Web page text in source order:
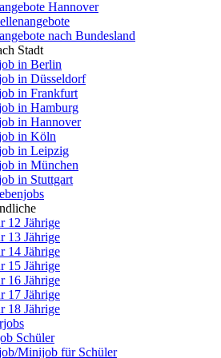
Hannover
nach Bundesland
Stadt
in Berlin
in Düsseldorf
in Frankfurt
in Hamburg
in Hannover
in Köln
in Leipzig
in München
in Stuttgart
12 Jährige
13 Jährige
14 Jährige
15 Jährige
16 Jährige
17 Jährige
18 Jährige
Schüler
Minijob für Schüler